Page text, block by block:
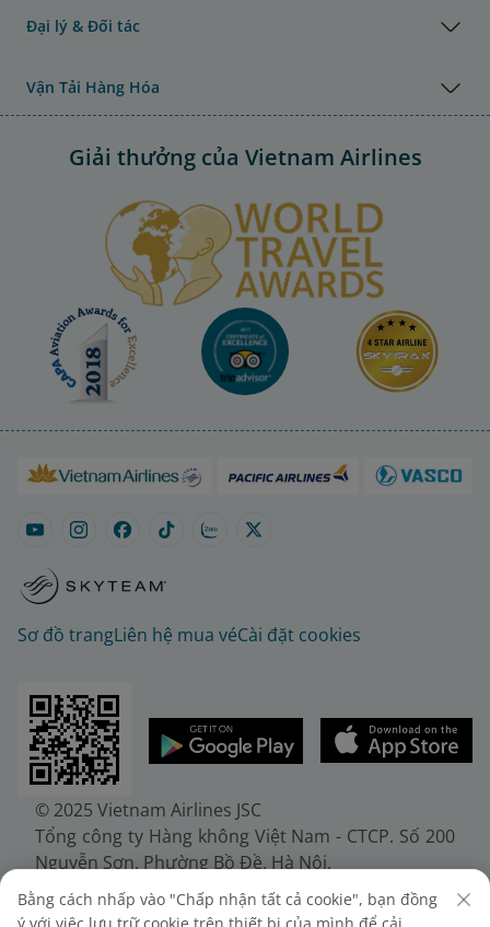
Đại lý & Đối tác
Vận Tải Hàng Hóa
Giải thưởng của Vietnam Airlines
Sơ đồ trangLiên hệ mua véCài đặt cookies
© 2025 Vietnam Airlines JSC
Tổng công ty Hàng không Việt Nam - CTCP. Số 200
Nguyễn Sơn, Phường Bồ Đề, Hà Nội.
Điện thoại: (+84-24) 38272289. Fax: (+84-24)
38722375
Bằng cách nhấp vào "Chấp nhận tất cả cookie", bạn đồng